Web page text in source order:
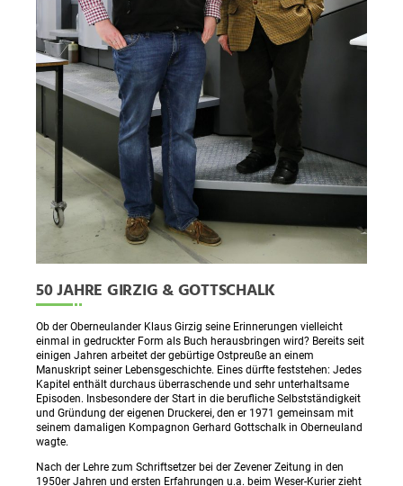
50 JAHRE GIRZIG & GOTTSCHALK
Ob der Oberneulander Klaus Girzig seine Erinnerungen vielleicht
einmal in gedruckter Form als Buch herausbringen wird? Bereits seit
einigen Jahren arbeitet der gebürtige Ostpreuße an einem
Manuskript seiner Lebensgeschichte. Eines dürfte feststehen: Jedes
Kapitel enthält durchaus überraschende und sehr unterhaltsame
Episoden. Insbesondere der Start in die berufliche Selbstständigkeit
und Gründung der eigenen Druckerei, den er 1971 gemeinsam mit
seinem damaligen Kompagnon Gerhard Gottschalk in Oberneuland
wagte.
Nach der Lehre zum Schriftsetzer bei der Zevener Zeitung in den
1950er Jahren und ersten Erfahrungen u.a. beim Weser-Kurier zieht